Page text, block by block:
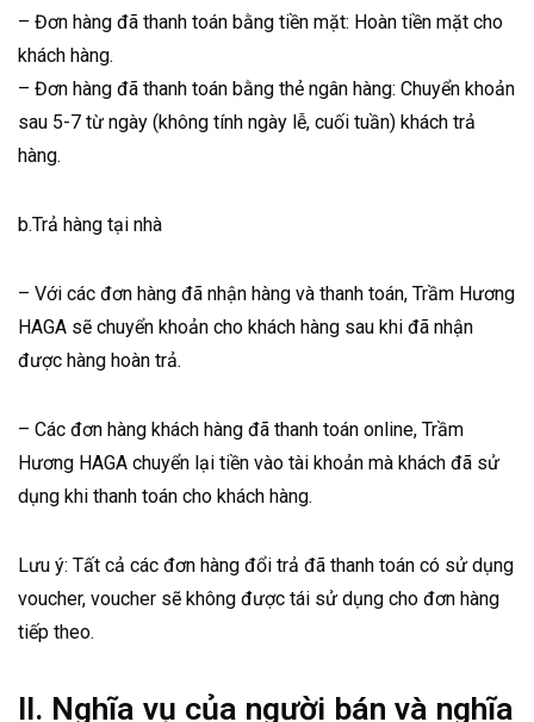
– Đơn hàng đã thanh toán bằng tiền mặt: Hoàn tiền mặt cho
khách hàng.
– Đơn hàng đã thanh toán bằng thẻ ngân hàng: Chuyển khoản
sau 5-7 từ ngày (không tính ngày lễ, cuối tuần) khách trả
hàng.
b.Trả hàng tại nhà
– Với các đơn hàng đã nhận hàng và thanh toán, Trầm Hương
HAGA sẽ chuyển khoản cho khách hàng sau khi đã nhận
được hàng hoàn trả.
– Các đơn hàng khách hàng đã thanh toán online, Trầm
Hương HAGA chuyển lại tiền vào tài khoản mà khách đã sử
dụng khi thanh toán cho khách hàng.
Lưu ý: Tất cả các đơn hàng đổi trả đã thanh toán có sử dụng
voucher, voucher sẽ không được tái sử dụng cho đơn hàng
tiếp theo.
II. Nghĩa vụ của người bán và nghĩa